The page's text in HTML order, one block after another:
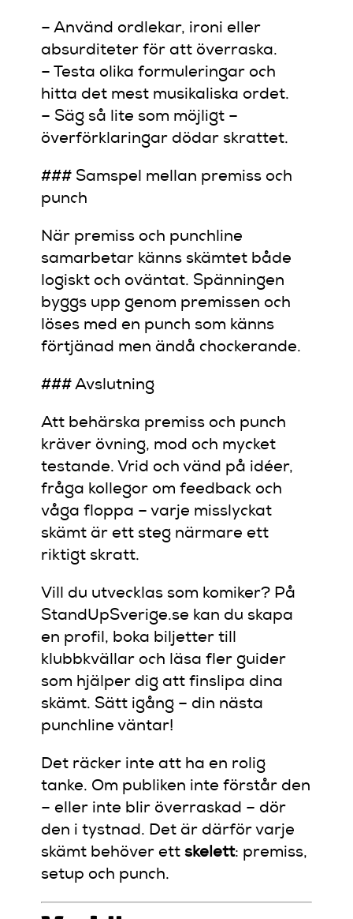
– Använd ordlekar, ironi eller
absurditeter för att överraska.
– Testa olika formuleringar och
hitta det mest musikaliska ordet.
– Säg så lite som möjligt –
överförklaringar dödar skrattet.
### Samspel mellan premiss och
punch
När premiss och punchline
samarbetar känns skämtet både
logiskt och oväntat. Spänningen
byggs upp genom premissen och
löses med en punch som känns
förtjänad men ändå chockerande.
### Avslutning
Att behärska premiss och punch
kräver övning, mod och mycket
testande. Vrid och vänd på idéer,
fråga kollegor om feedback och
våga floppa – varje misslyckat
skämt är ett steg närmare ett
riktigt skratt.
Vill du utvecklas som komiker? På
StandUpSverige.se kan du skapa
en profil, boka biljetter till
klubbkvällar och läsa fler guider
som hjälper dig att finslipa dina
skämt. Sätt igång – din nästa
punchline väntar!
Det räcker inte att ha en rolig
tanke. Om publiken inte förstår den
– eller inte blir överraskad – dör
den i tystnad. Det är därför varje
skämt behöver ettskelett: premiss,
setup och punch.